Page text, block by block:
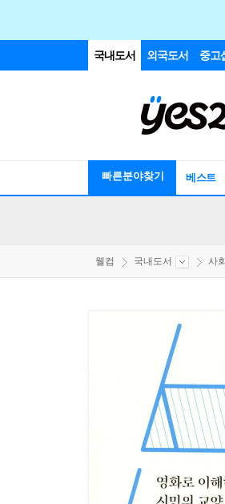
국내도서 외국도서 중고
빠른분야찾기 베스트
웰컴 국내도서 사